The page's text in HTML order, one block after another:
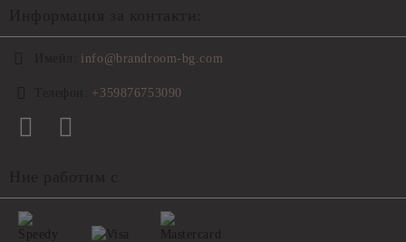
info@brandroom-bg.com
+359876753090